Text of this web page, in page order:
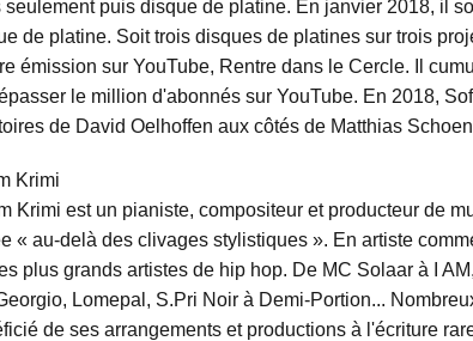
seulement puis disque de platine. En janvier 2018, il
de platine. Soit trois disques de platines sur trois
émission sur YouTube, Rentre dans le Cercle. Il
le million d'abonnés sur YouTube. En 2018,
de David Oelhoffen aux côtés de Matthias
Krimi
Krimi est un pianiste, compositeur et producteur de
« au-delà des clivages stylistiques ». En artiste
plus grands artistes de hip hop. De MC Solaar à I
Lomepal, S.Pri Noir à Demi-Portion...
de ses arrangements et productions à l'écriture